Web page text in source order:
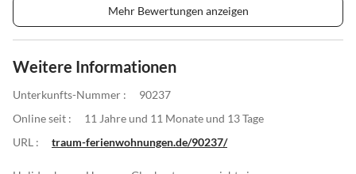
Mehr Bewertungen anzeigen
Weitere Informationen
Unterkunfts-Nummer :
90237
Online seit :
11 Jahre und 11 Monate und 13 Tage
URL :
traum-ferienwohnungen.de/90237/